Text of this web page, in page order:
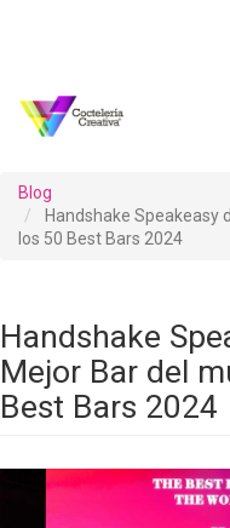
Blog
Handshake Speakeasy
los 50 Best Bars 2024
Handshake
Mejor Bar del
Best Bars 2024